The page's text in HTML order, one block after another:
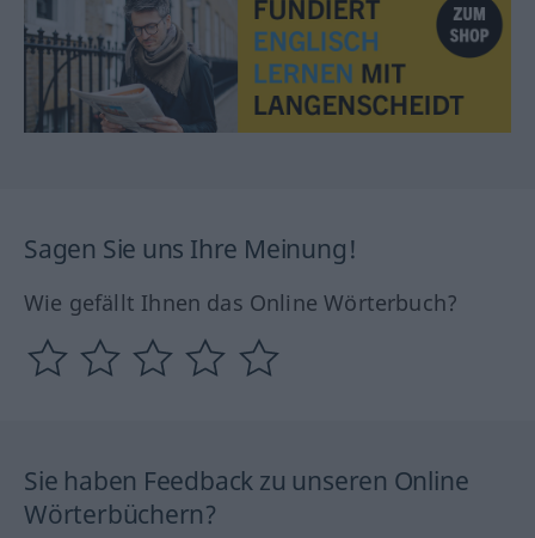
Sagen Sie uns Ihre Meinung!
Wie gefällt Ihnen das Online Wörterbuch?
Sie haben Feedback zu unseren Online
Wörterbüchern?